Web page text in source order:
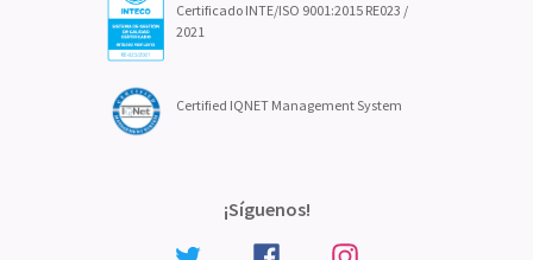
Certificado INTE/ISO 9001:2015 RE023 /
2021
Certified IQNET Management System
¡Síguenos!